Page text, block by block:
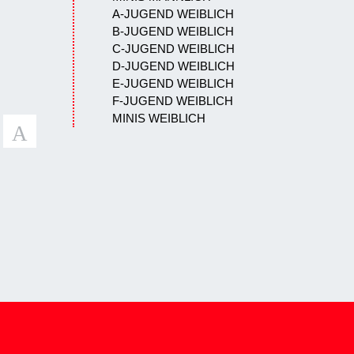
A-JUGEND WEIBLICH
B-JUGEND WEIBLICH
C-JUGEND WEIBLICH
D-JUGEND WEIBLICH
E-JUGEND WEIBLICH
F-JUGEND WEIBLICH
MINIS WEIBLICH